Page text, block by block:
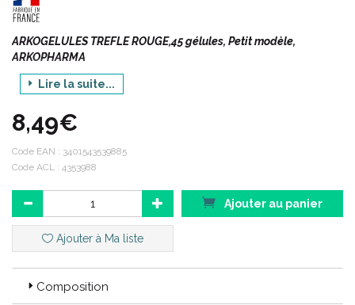
ARKOGELULES TREFLE ROUGE,45 gélules, Petit modèle,
ARKOPHARMA
FEMME Ménopause
Arkogélules Trèfle Rouge est un complément alimentaire
destiné à aider les femmes à lutter contre certains
désagréments de la ménopause (bouffées de chaleur).
Le Trèfle rouge, riche en isoflavones naturels, aide à diminuer
les désagréments liés à la ménopause, notamment les bouffées
de chaleur.
Lire la suite...
8,49€
Code EAN : 3401543539885
Code ACL : 4353988
Ajouter au panier
Ajouter à Ma liste
Composition